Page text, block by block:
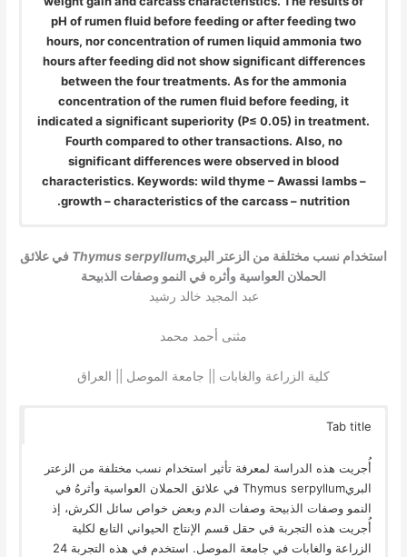
pH of rumen fluid before feeding or after feeding two
hours, nor concentration of rumen liquid ammonia two
hours after feeding did not show significant differences
between the four treatments. As for the ammonia
concentration of the rumen fluid before feeding, it
indicated a significant superiority (P≤ 0.05) in treatment.
Fourth compared to other transactions. Also, no
significant differences were observed in blood
characteristics. Keywords: wild thyme – Awassi lambs –
growth – characteristics of the carcass – nutrition.
استخدام نسب مختلفة من الزعتر البريThymus serpyllum في علائق
الحملان العواسية وأثره في النمو وصفات الذبيحة
عبد المجيد خالد رشيد
مثنى أحمد محمد
كلية الزراعة والغابات || جامعة الموصل || العراق
Tab title
أُجريت هذه الدراسة لمعرفة تأثير استخدام نسب مختلفة من الزعتر
البريThymus serpyllum في علائق الحملان العواسية وأثرهُ في
النمو وصفات الذبيحة وصفات الدم وبعض خواص سائل الكرش، إذ
أُجريت هذه التجربة في حقل قسم الإنتاج الحيواني التابع لكلية
الزراعة والغابات في جامعة الموصل. استخدم في هذه التجربة 24